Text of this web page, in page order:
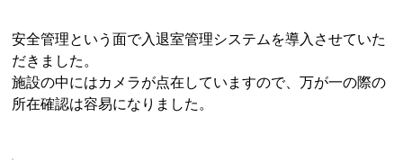
安全管理という面で入退室管理システムを導入させていた
だきました。
施設の中にはカメラが点在していますので、万が一の際の
所在確認は容易になりました。